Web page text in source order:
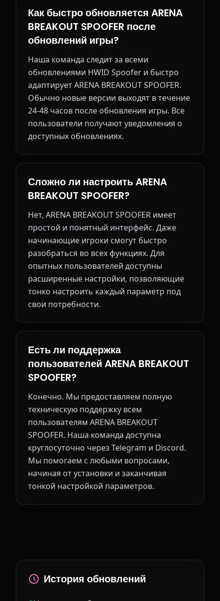
Как быстро обновляется ARENA
BREAKOUT SPOOFER после
обновлений игры?
Наша команда следит за всеми
обновлениями HWID Spoofer и быстро
адаптирует ARENA BREAKOUT SPOOFER.
Обычно новые версии выходят в течение
24-48 часов после обновления игры. Все
пользователи получают уведомления о
доступных обновлениях.
Сложно ли настроить ARENA
BREAKOUT SPOOFER?
Нет, ARENA BREAKOUT SPOOFER имеет
простой и понятный интерфейс. Даже
начинающие игроки смогут быстро
разобраться во всех функциях. Для
опытных пользователей доступны
расширенные настройки, позволяющие
тонко настроить каждый параметр под
свои потребности.
Есть ли поддержка
пользователей ARENA BREAKOUT
SPOOFER?
Конечно. Мы предоставляем полную
техническую поддержку всем
пользователям ARENA BREAKOUT
SPOOFER. Наша команда доступна
круглосуточно через Telegram и Discord.
Мы помогаем с любыми вопросами,
начиная от установки и заканчивая
тонкой настройкой параметров.
История обновлений